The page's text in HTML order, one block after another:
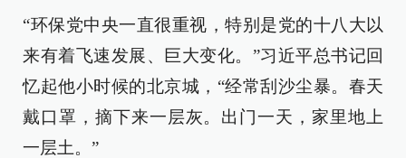
“环保党中央一直很重视，特别是党的十八大以
来有着飞速发展、巨大变化。”习近平总书记回
忆起他小时候的北京城，“经常刮沙尘暴。春天
戴口罩，摘下来一层灰。出门一天，家里地上
一层土。”